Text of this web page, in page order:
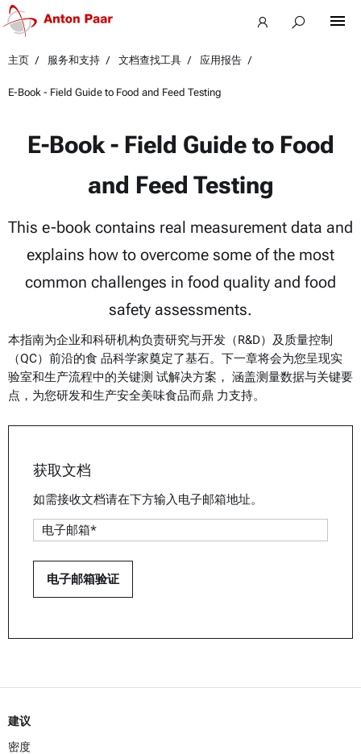
主页 服务和支持 文档查找工具 应用报告
E-Book - Field Guide to Food and Feed Testing
E-Book - Field Guide to Food
and Feed Testing
This e-book contains real measurement data and
explains how to overcome some of the most
common challenges in food quality and food
safety assessments.
本指南为企业和科研机构负责研究与开发（R&D）及质量控制
（QC）前沿的食 品科学家奠定了基石。下一章将会为您呈现实
验室和生产流程中的关键测 试解决方案， 涵盖测量数据与关键要
点，为您研发和生产安全美味食品而鼎 力支持。
获取文档
如需接收文档请在下方输入电子邮箱地址。
建议
密度